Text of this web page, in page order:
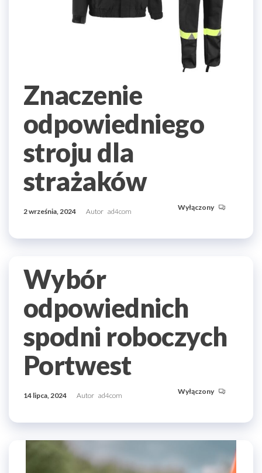
Znaczenie
odpowiedniego
stroju dla
strażaków
2 września, 2024 Autor ad4com Wyłączony
Wybór
odpowiednich
spodni roboczych
Portwest
14 lipca, 2024 Autor ad4com Wyłączony